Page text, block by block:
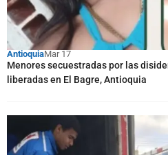
AntioquiaMar 17
Menores secuestradas por las
liberadas en El Bagre, Antioquia